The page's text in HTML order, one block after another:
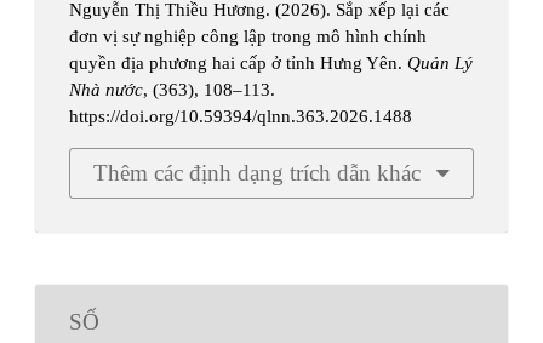
Nguyễn Thị Thiều Hương. (2026). Sắp xếp lại các
đơn vị sự nghiệp công lập trong mô hình chính
quyền địa phương hai cấp ở tỉnh Hưng Yên.Quản Lý
Nhà nước, (363), 108–113.
https://doi.org/10.59394/qlnn.363.2026.1488
Thêm các định dạng trích dẫn khác
SỐ